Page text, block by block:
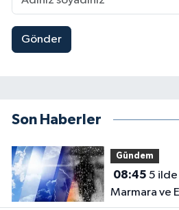
Gönder
Son Haberler
Gündem
08:45
Marmara ve